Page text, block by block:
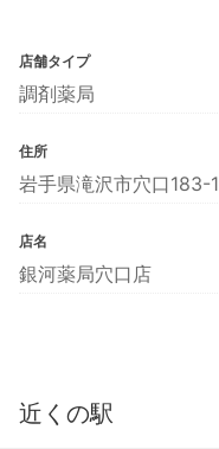
店舗タイプ
調剤薬局
住所
岩手県滝沢市穴口183-1
店名
銀河薬局穴口店
近くの駅